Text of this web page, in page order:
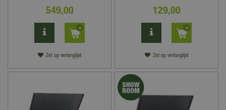
549,00
Zet op verlanglijst
129,00
Zet op verlanglijst